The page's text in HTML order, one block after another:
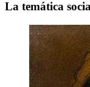
La temática